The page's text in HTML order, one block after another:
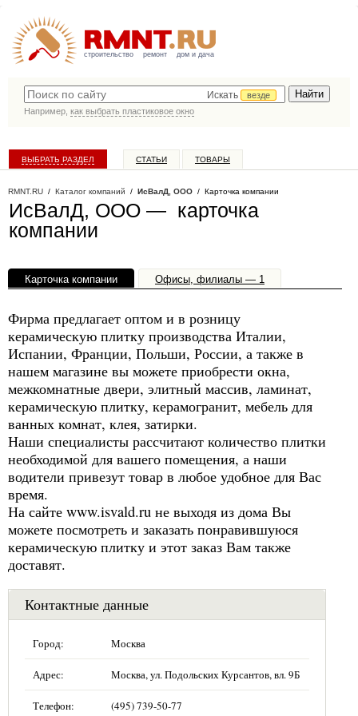
строительство ремонт дом и дача
Искать
везде
Например, как выбрать пластиковое окно
ВЫБРАТЬ РАЗДЕЛ СТАТЬИ ТОВАРЫ
RMNT.RU / Каталог компаний / ИсВалД, ООО / Карточка компании
ИсВалД, ООО — карточка
компании
Карточка компании Офисы, филиалы — 1
Фирма предлагает оптом и в розницу
керамическую плитку производства Италии,
Испании, Франции, Польши, России, а также в
нашем магазине вы можете приобрести окна,
межкомнатные двери, элитный массив, ламинат,
керамическую плитку, керамогранит, мебель для
ванных комнат, клея, затирки.
Наши специалисты рассчитают количество плитки
необходимой для вашего помещения, а наши
водители привезут товар в любое удобное для Вас
время.
На сайте www.isvald.ru не выходя из дома Вы
можете посмотреть и заказать понравившуюся
керамическую плитку и этот заказ Вам также
доставят.
Контактные данные
Город: Москва
Адрес: Москва, ул. Подольских Курсантов, вл. 9Б
Телефон: (495) 739-50-77